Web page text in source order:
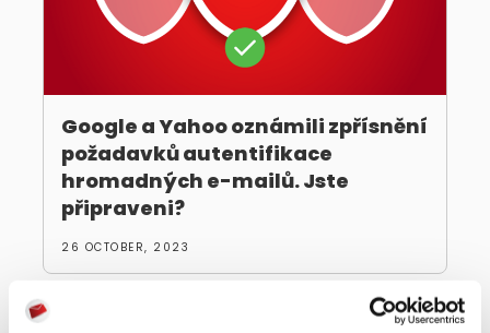
Google a Yahoo oznámili zpřísnění
požadavků autentifikace
hromadných e-mailů. Jste
připraveni?
26 OCTOBER, 2023